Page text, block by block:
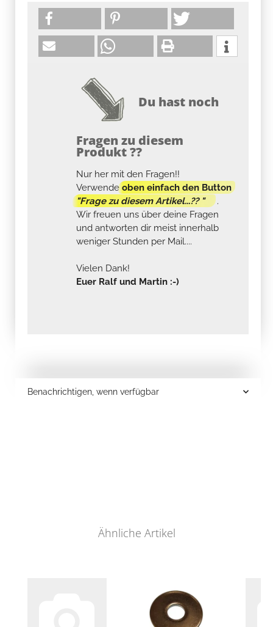
Du hast noch
Fragen zu diesem
Produkt ??
Nur her mit den Fragen!!
Verwendeoben einfach den Button
"Frage zu diesem Artikel...?? "
.
Wir freuen uns über deine Fragen
und antworten dir meist innerhalb
weniger Stunden per Mail....
Vielen Dank!
Euer Ralf und Martin :-)
Benachrichtigen, wenn verfügbar
Ähnliche Artikel